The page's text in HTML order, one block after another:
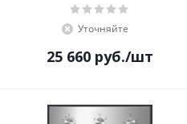
Уточняйте
25 660 руб./шт